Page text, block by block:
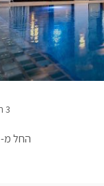
החל מ- ₪1400